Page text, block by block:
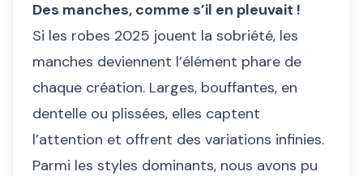
Des manches, comme s’il en pleuvait !
Si les robes 2025 jouent la sobriété, les
manches deviennent l’élément phare de
chaque création. Larges, bouffantes, en
dentelle ou plissées, elles captent
l’attention et offrent des variations infinies.
Parmi les styles dominants, nous avons pu